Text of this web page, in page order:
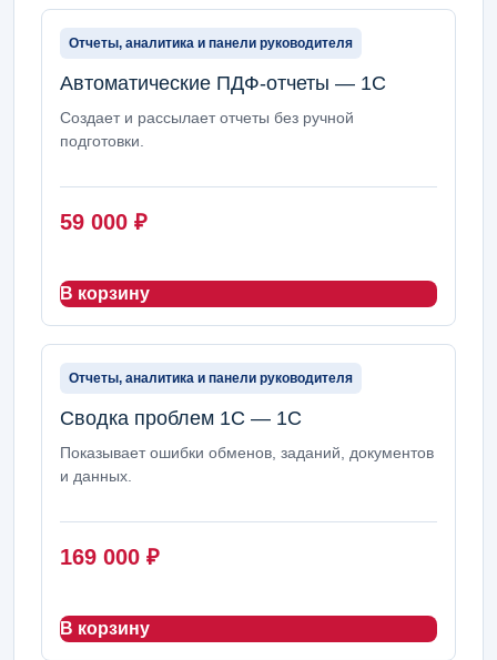
Отчеты, аналитика и панели руководителя
Автоматические ПДФ-отчеты — 1С
Создает и рассылает отчеты без ручной
подготовки.
59 000 ₽
В корзину
Отчеты, аналитика и панели руководителя
Сводка проблем 1С — 1С
Показывает ошибки обменов, заданий, документов
и данных.
169 000 ₽
В корзину